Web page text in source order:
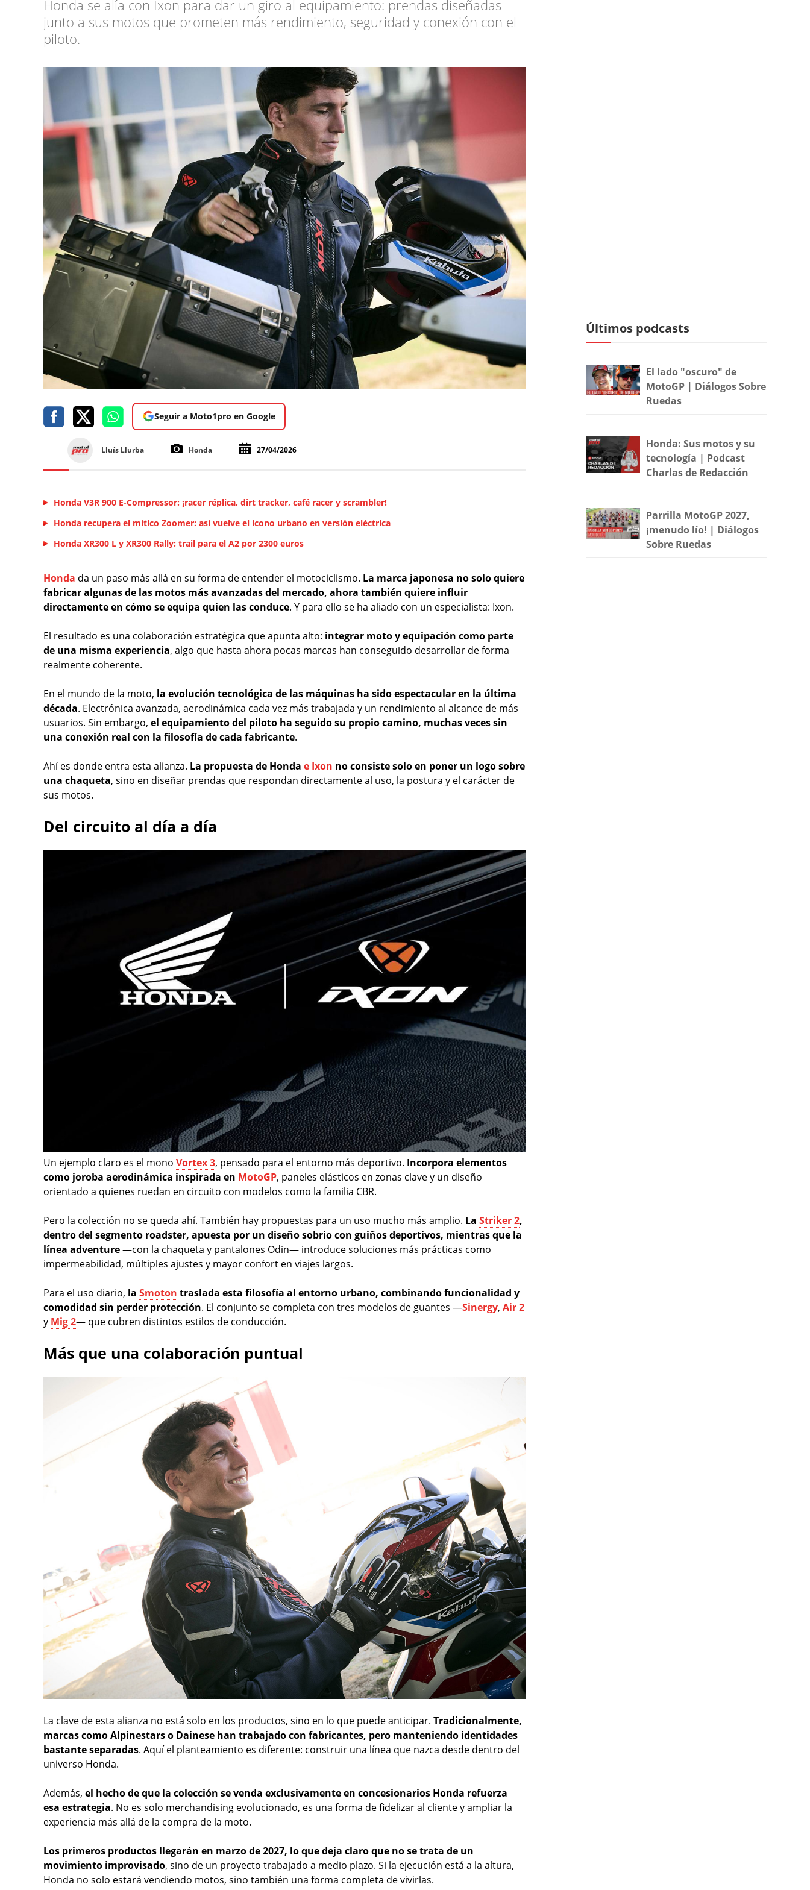
Honda se alía con Ixon para dar un giro al equipamiento: prendas diseñadas
junto a sus motos que prometen más rendimiento, seguridad y conexión con el
piloto.
Seguir a Moto1pro en Google
Lluís Llurba Honda 27/04/2026
Honda V3R 900 E-Compressor: ¡racer réplica, dirt tracker, café racer y scrambler!
Honda recupera el mítico Zoomer: así vuelve el icono urbano en versión eléctrica
Honda XR300 L y XR300 Rally: trail para el A2 por 2300 euros
Honda da un paso más allá en su forma de entender el motociclismo. La marca japonesa no solo quiere
fabricar algunas de las motos más avanzadas del mercado, ahora también quiere influir
directamente en cómo se equipa quien las conduce. Y para ello se ha aliado con un especialista: Ixon.
El resultado es una colaboración estratégica que apunta alto: integrar moto y equipación como parte
de una misma experiencia, algo que hasta ahora pocas marcas han conseguido desarrollar de forma
realmente coherente.
En el mundo de la moto, la evolución tecnológica de las máquinas ha sido espectacular en la última
década. Electrónica avanzada, aerodinámica cada vez más trabajada y un rendimiento al alcance de más
usuarios. Sin embargo, el equipamiento del piloto ha seguido su propio camino, muchas veces sin
una conexión real con la filosofía de cada fabricante.
Ahí es donde entra esta alianza. La propuesta de Honda e Ixon no consiste solo en poner un logo sobre
una chaqueta, sino en diseñar prendas que respondan directamente al uso, la postura y el carácter de
sus motos.
Del circuito al día a día
Un ejemplo claro es el mono Vortex 3, pensado para el entorno más deportivo. Incorpora elementos
como joroba aerodinámica inspirada en MotoGP, paneles elásticos en zonas clave y un diseño
orientado a quienes ruedan en circuito con modelos como la familia CBR.
Pero la colección no se queda ahí. También hay propuestas para un uso mucho más amplio. La Striker 2,
dentro del segmento roadster, apuesta por un diseño sobrio con guiños deportivos, mientras que la
línea adventure—con la chaqueta y pantalones Odin— introduce soluciones más prácticas como
impermeabilidad, múltiples ajustes y mayor confort en viajes largos.
Para el uso diario, la Smoton traslada esta filosofía al entorno urbano, combinando funcionalidad y
comodidad sin perder protección. El conjunto se completa con tres modelos de guantes —Sinergy, Air 2
y Mig 2— que cubren distintos estilos de conducción.
Más que una colaboración puntual
La clave de esta alianza no está solo en los productos, sino en lo que puede anticipar. Tradicionalmente,
marcas como Alpinestars o Dainese han trabajado con fabricantes, pero manteniendo identidades
bastante separadas. Aquí el planteamiento es diferente: construir una línea que nazca desde dentro del
universo Honda.
Además, el hecho de que la colección se venda exclusivamente en concesionarios Honda refuerza
esa estrategia. No es solo merchandising evolucionado, es una forma de fidelizar al cliente y ampliar la
experiencia más allá de la compra de la moto.
Los primeros productos llegarán en marzo de 2027, lo que deja claro que no se trata de un
movimiento improvisado, sino de un proyecto trabajado a medio plazo. Si la ejecución está a la altura,
Honda no solo estará vendiendo motos, sino también una forma completa de vivirlas.
Últimos podcasts
El lado "oscuro" de
MotoGP | Diálogos Sobre
Ruedas
Honda: Sus motos y su
tecnología | Podcast
Charlas de Redacción
Parrilla MotoGP 2027,
¡menudo lío! | Diálogos
Sobre Ruedas